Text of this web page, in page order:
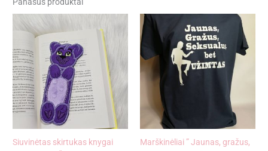
Siuvinėtas skirtukas knygai
Marškinėliai ” Jaunas, gražus,